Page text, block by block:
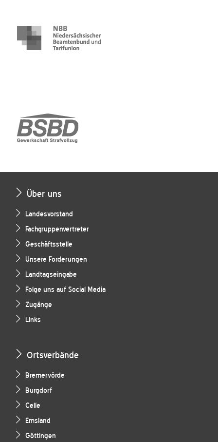
Über uns
Landesvorstand
Fachgruppenvertreter
Geschäftsstelle
Unsere Forderungen
Landtagseingabe
Folge uns auf Social Media
Zugänge
Links
Ortsverbände
Bremervörde
Burgdorf
Celle
Emsland
Göttingen